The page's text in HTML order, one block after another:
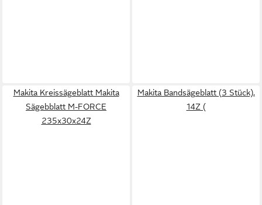
Makita Kreissägeblatt Makita
Sägebblatt M-FORCE
235x30x24Z
Makita Bandsägeblatt (3 Stück),
14Z (